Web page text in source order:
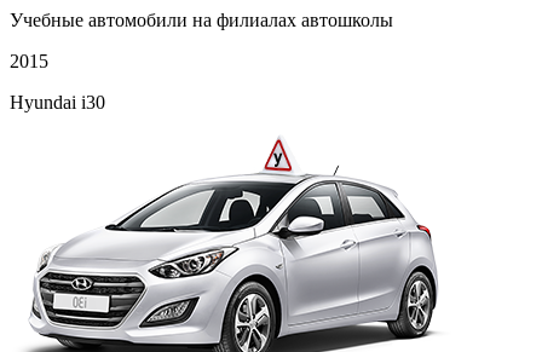
Учебные автомобили на филиалах автошколы
2015
Hyundai i30